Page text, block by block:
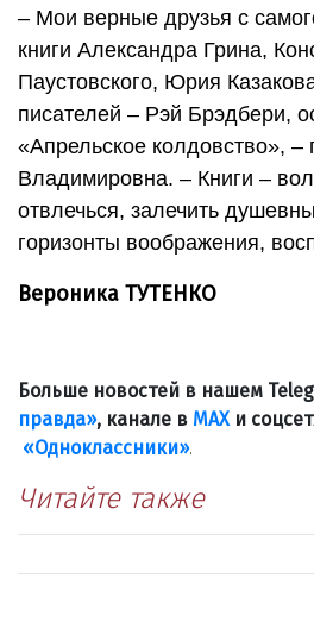
– Мои верные друзья с
книги Александра Грина,
Паустовского, Юрия
писателей – Рэй Брэдбери,
«Апрельское колдовство», –
Владимировна. – Книги –
отвлечься, залечить
горизонты воображения,
Вероника ТУТЕНКО
Больше новостей в нашем
правда», канале в МАХи
«Одноклассники».
Читайте также